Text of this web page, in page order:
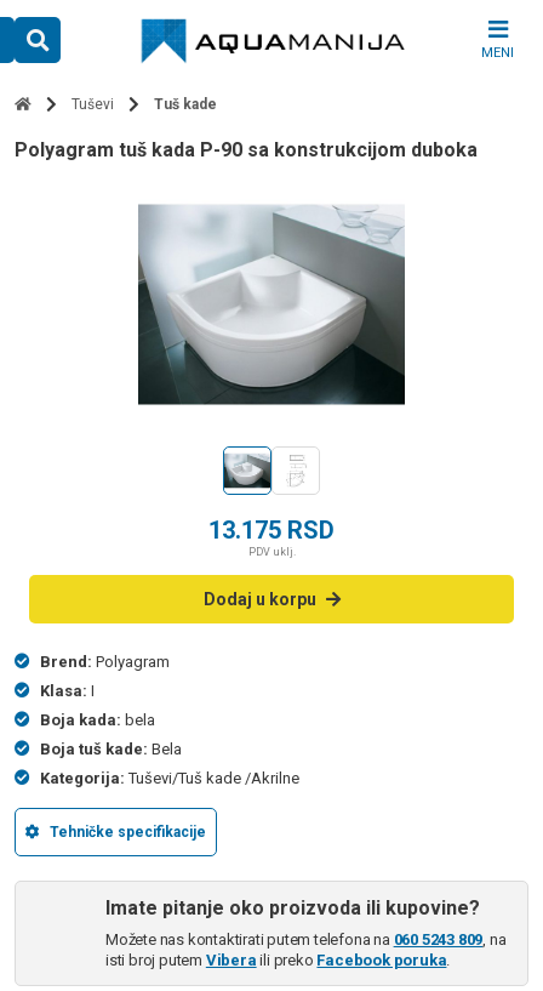
content
MENI
Tuševi Tuš kade
Polyagram tuš kada P-90 sa konstrukcijom duboka
13.175 RSD
PDV uklj.
Dodaj u korpu
Brend: Polyagram
Klasa: I
Boja kada: bela
Boja tuš kade: Bela
Kategorija: Tuševi/Tuš kade /Akrilne
Tehničke specifikacije
Imate pitanje oko proizvoda ili kupovine?
Možete nas kontaktirati putem telefona na 060 5243 809, na
isti broj putem Vibera ili preko Facebook poruka.